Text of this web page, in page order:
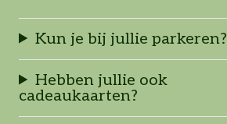
Kun je bij jullie parkeren?
Hebben jullie ook
cadeaukaarten?